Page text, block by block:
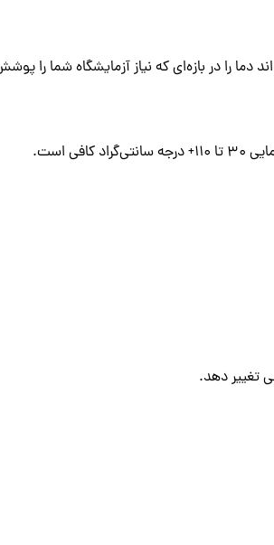
را در بازه‌ای که نیاز آزمایشگاه شما را
تغییر دهد.